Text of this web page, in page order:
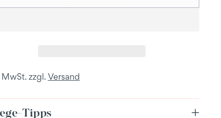
MwSt. zzgl.Versand
Tipps